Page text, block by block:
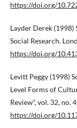
https://doi.org/
Layder Derek
Social Research.
https://doi.org/
Levitt Peggy (1998)
Level Forms of
Review”, vol. 32, no.
https://doi.org/